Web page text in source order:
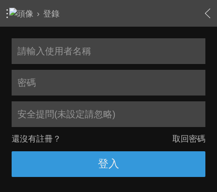
› 登錄
安全提問(未設定請忽略)
還沒有註冊？ 取回密碼
登入